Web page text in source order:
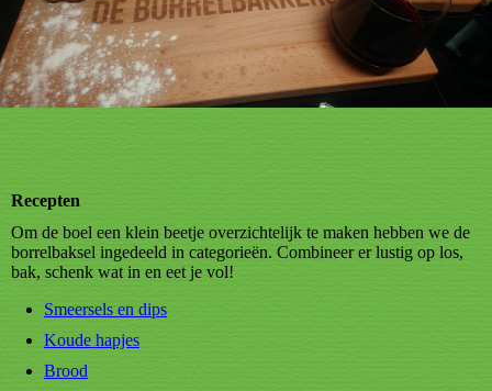
Recepten
Om de boel een klein beetje overzichtelijk te maken hebben we de
borrelbaksel ingedeeld in categorieën. Combineer er lustig op los,
bak, schenk wat in en eet je vol!
Smeersels en dips
Koude hapjes
Brood